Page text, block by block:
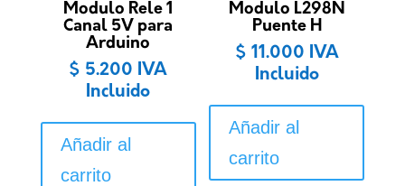
Modulo Rele 1
Canal 5V para
Arduino
$ 5.200 IVA
Incluido
Añadir al
carrito
Modulo L298N
Puente H
$ 11.000 IVA
Incluido
Añadir al
carrito